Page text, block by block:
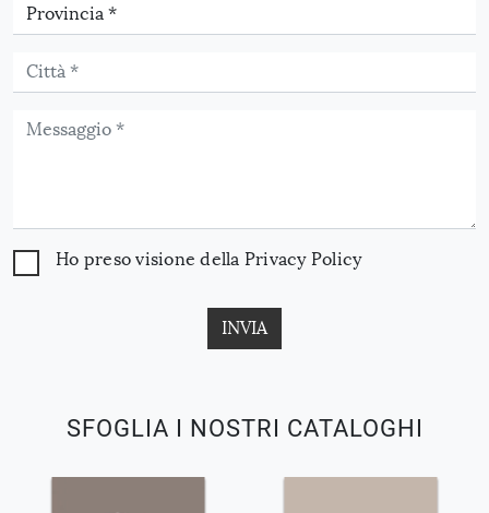
SFOGLIA I NOSTRI CATALOGHI
Ho preso visione della Privacy Policy
INVIA